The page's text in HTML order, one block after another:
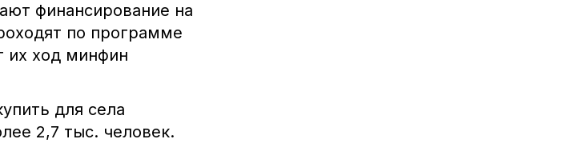
финансирование на
по программе
их ход минфин
для села
2,7 тыс. человек.